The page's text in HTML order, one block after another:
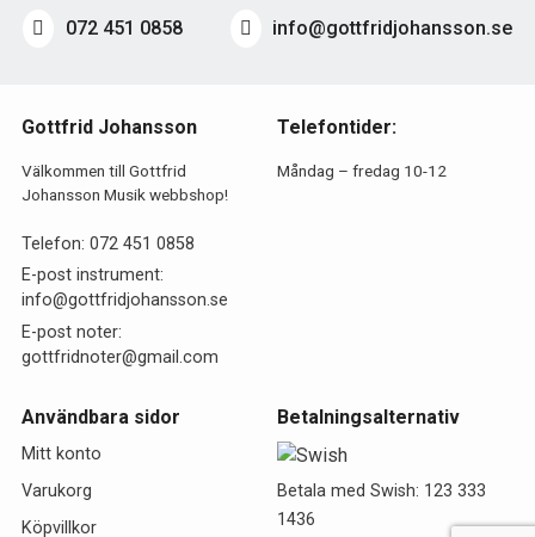
072 451 0858 info@gottfridjohansson.se
Gottfrid Johansson
Välkommen till Gottfrid
Johansson Musik webbshop!
Telefon: 072 451 0858
E-post instrument:
info@gottfridjohansson.se
E-post noter:
gottfridnoter@gmail.com
Telefontider:
Måndag – fredag 10-12
Användbara sidor
Mitt konto
Varukorg
Köpvillkor
Betalningsalternativ
Betala med Swish: 123 333
1436